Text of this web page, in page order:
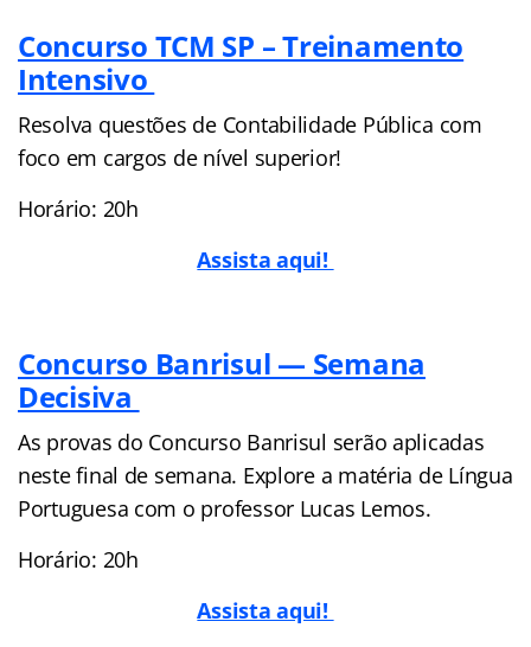
Concurso TCM SP – Treinamento
Intensivo
Resolva questões de Contabilidade Pública com
foco em cargos de nível superior!
Horário: 20h
Assista aqui!
Concurso Banrisul — Semana
Decisiva
As provas do Concurso Banrisul serão aplicadas
neste final de semana. Explore a matéria de Língua
Portuguesa com o professor Lucas Lemos.
Horário: 20h
Assista aqui!